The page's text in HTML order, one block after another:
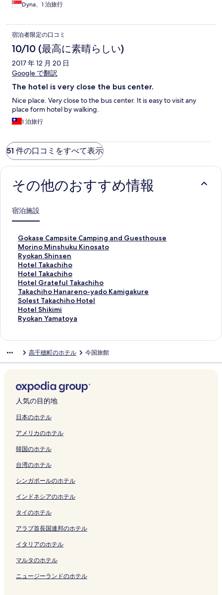
Dyna、1 泊旅行
宿泊者限定の口コミ
10/10 (最高に素晴らしい)
2017 年 12 月 20 日
Google で翻訳
The hotel is very close the bus center.
Nice place. Very close to the bus center. It is easy to visit any
place form hotel by walking.
1 泊旅行
51 件の口コミをすべて表示
その他のおすすめ情報
宿泊施設
Gokase Campsite Camping and Guesthouse
G
o
k
a
s
e
C
a
m
p
C
p
i
g
n
G
u
e
s
h
u
e
の
ペ
ー
を
Morino Minshuku Kinosato
M
o
r
i
n
o
M
i
n
u
n
o
a
o
ペ
ー
ジ
を
く
ン
Ryokan Shinsen
R
y
o
k
a
n
S
h
n
ー
ジ
を
開
リ
ク
Hotel Takachiho
H
o
t
e
l
T
a
i
の
ペ
ー
ジ
開
リ
ン
ク
Hotel Takachiho
H
o
t
e
l
T
h
o
の
ペ
ー
を
く
リ
ン
ク
Hotel Grateful Takachiho
H
o
t
e
l
e
l
T
k
c
i
h
o
の
ー
を
く
リ
ン
ク
Takachiho Hanareno-yado Kamigakure
T
a
k
a
o
n
a
e
o
y
a
d
o
a
i
a
k
u
r
の
Solest Takachiho Hotel
S
o
l
a
c
h
h
H
t
e
l
の
ー
を
く
リ
ン
ク
Hotel Shikimi
H
o
h
i
m
の
ー
を
開
く
リ
ク
Ryokan Yamatoya
R
n
m
a
o
a
ペ
ー
ジ
を
く
ン
高千穂町のホテル 今国旅館
人気の目的地
日本のホテル
アメリカのホテル
韓国のホテル
台湾のホテル
シンガポールのホテル
インドネシアのホテル
タイのホテル
アラブ首長国連邦のホテル
イタリアのホテル
マルタのホテル
ニュージーランドのホテル